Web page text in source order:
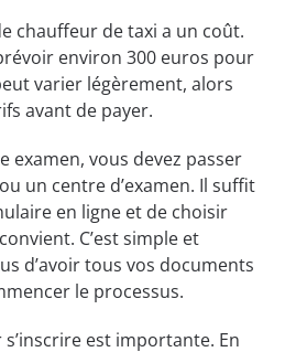
chauffeur de taxi a un coût.
environ 300 euros pour
varier légèrement, alors
avant de payer.
examen, vous devez passer
un centre d’examen. Il suffit
en ligne et de choisir
C’est simple et
d’avoir tous vos documents
le processus.
est importante. En